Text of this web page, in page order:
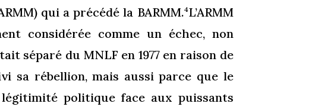
qui a précédé la BARMM.4L’ARMM
considérée comme un échec, non
séparé du MNLF en 1977 en raison de
sa rébellion, mais aussi parce que le
politique face aux puissants